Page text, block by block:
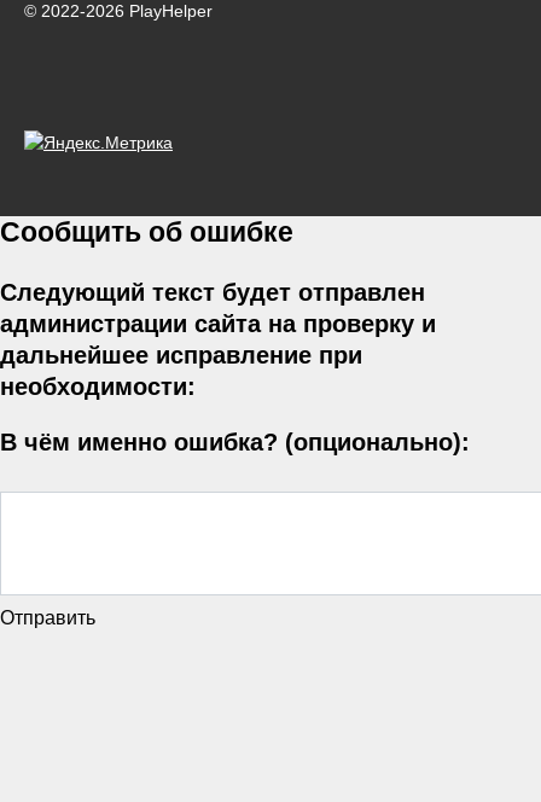
© 2022-2026 PlayHelper
Сообщить об ошибке
Следующий текст будет отправлен
администрации сайта на проверку и
дальнейшее исправление при
необходимости:
В чём именно ошибка? (опционально):
Отправить